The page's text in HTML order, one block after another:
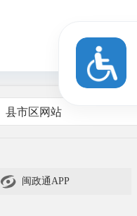
县市区网站
 闽政通APP